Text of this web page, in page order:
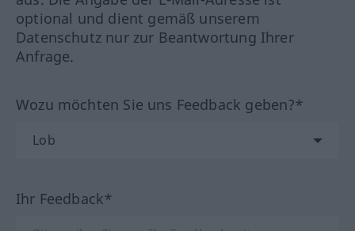
optional und dient gemäß unserem
Datenschutz nur zur Beantwortung Ihrer
Anfrage.
Wozu möchten Sie uns Feedback geben?*
Ihr Feedback*